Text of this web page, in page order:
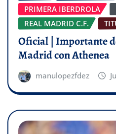
PRIMERA IBERDROLA
REAL MADRID C.F.
Oficial | Importante
Madrid con Athenea
manulopezfdez